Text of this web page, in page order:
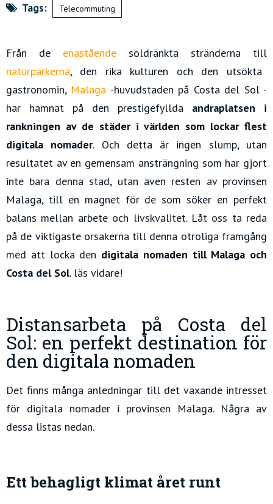
Tags: Telecommuting
Från de enastående soldränkta stränderna till
naturparkerna,den rika kulturen och den utsökta
gastronomin, Malaga -huvudstaden på Costa del Sol -
har hamnat på den prestigefyllda andraplatsen i
rankningen av de städer i världen som lockar flest
digitala nomader. Och detta är ingen slump, utan
resultatet av en gemensam ansträngning som har gjort
inte bara denna stad, utan även resten av provinsen
Malaga, till en magnet för de som söker en perfekt
balans mellan arbete och livskvalitet. Låt oss ta reda
på de viktigaste orsakerna till denna otroliga framgång
med att locka den digitala nomaden till Malaga och
Costa del Sol. läs vidare!
Distansarbeta på Costa del
Sol: en perfekt destination för
den digitala nomaden
Det finns många anledningar till det växande intresset
för digitala nomader i provinsen Malaga. Några av
dessa listas nedan.
Ett behagligt klimat året runt